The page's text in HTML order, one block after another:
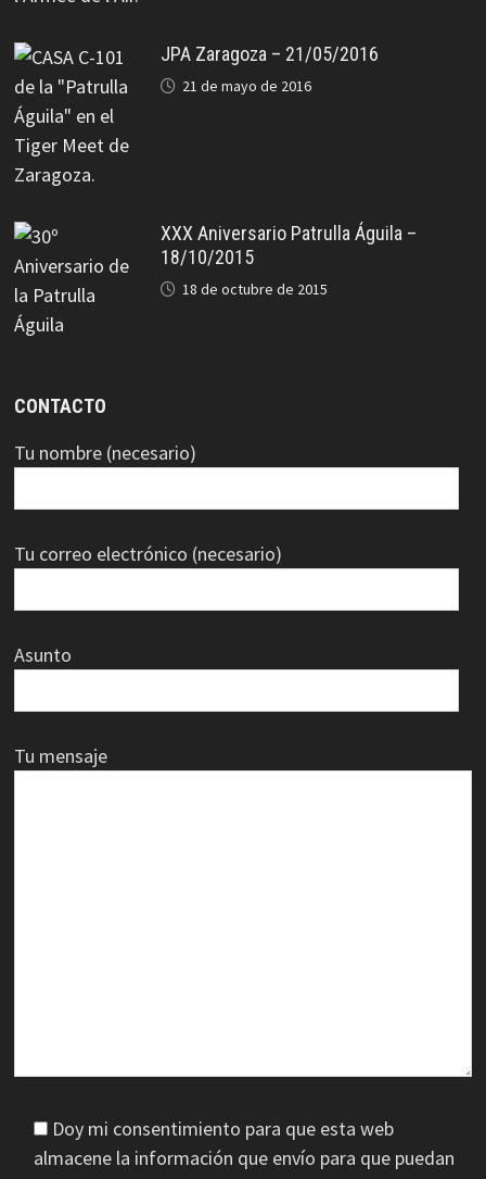
JPA Zaragoza – 21/05/2016
21 de mayo de 2016
XXX Aniversario Patrulla Águila –
18/10/2015
18 de octubre de 2015
CONTACTO
Tu nombre (necesario)
Tu correo electrónico (necesario)
Asunto
Tu mensaje
Doy mi consentimiento para que esta web
almacene la información que envío para que puedan